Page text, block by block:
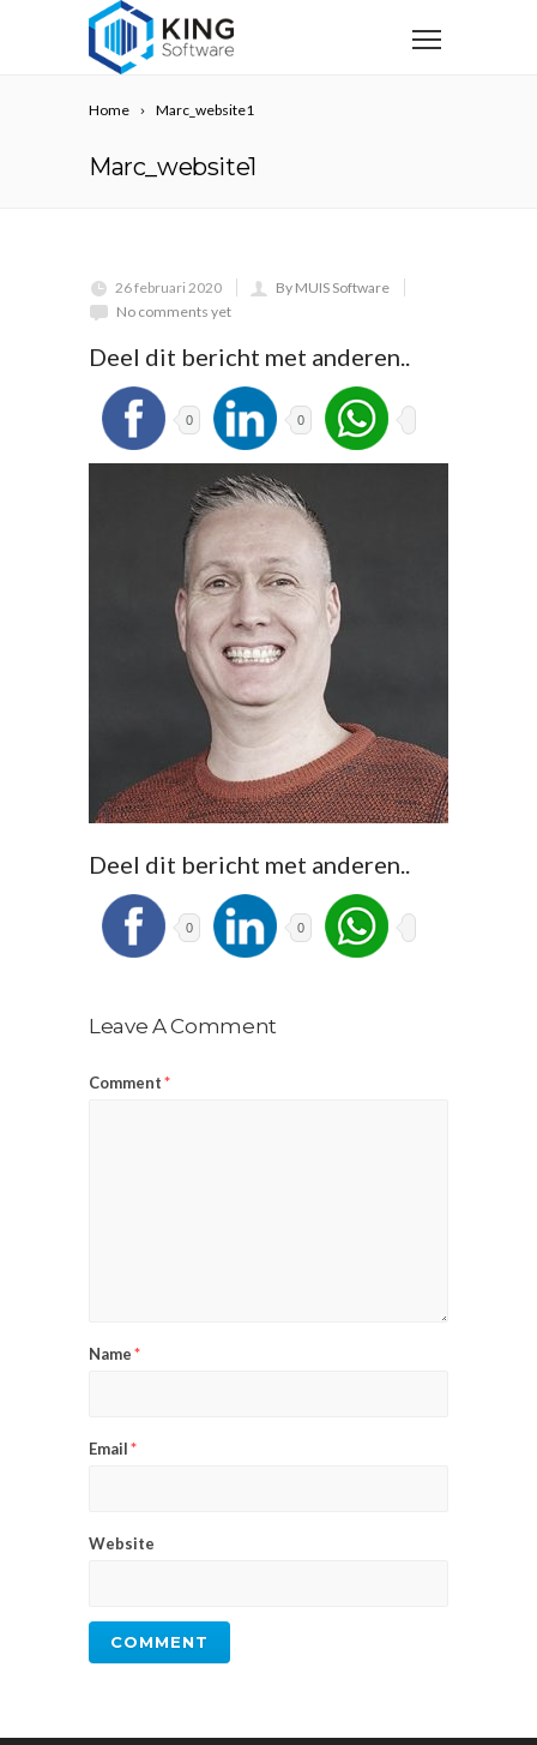
Home Marc_website1
Marc_website1
26 februari 2020
By MUIS Software
No comments yet
Deel dit bericht met anderen..
0 0
Deel dit bericht met anderen..
0 0
Leave A Comment
Comment*
Name*
Email*
Website